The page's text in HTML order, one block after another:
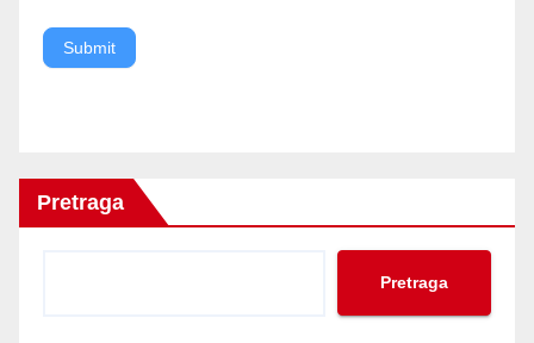
Submit
Pretraga
Pretraga